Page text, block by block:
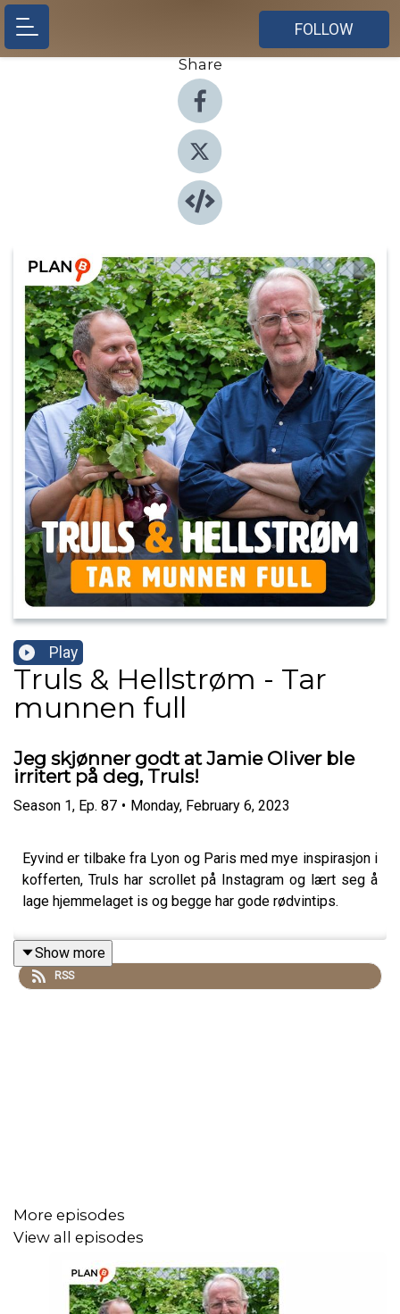
FOLLOW
Share
Play
Truls & Hellstrøm - Tar
munnen full
Jeg skjønner godt at Jamie Oliver ble
irritert på deg, Truls!
Season 1, Ep. 87 • Monday, February 6, 2023
Eyvind er tilbake fra Lyon og Paris med mye inspirasjon i
kofferten, Truls har scrollet på Instagram og lært seg å
lage hjemmelaget is og begge har gode rødvintips.
Show more
RSS
More episodes
View all episodes